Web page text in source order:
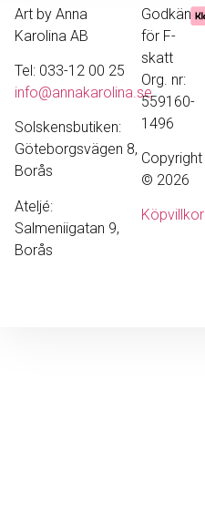
Art by Anna
Karolina AB
Tel: 033-12 00 25
info@annakarolina.se
Solskensbutiken:
Göteborgsvägen 8,
Borås
Ateljé:
Salmeniigatan 9,
Borås
Godkänd
för F-
skatt
Org. nr:
559160-
1496
Copyright
© 2026
Köpvillkor